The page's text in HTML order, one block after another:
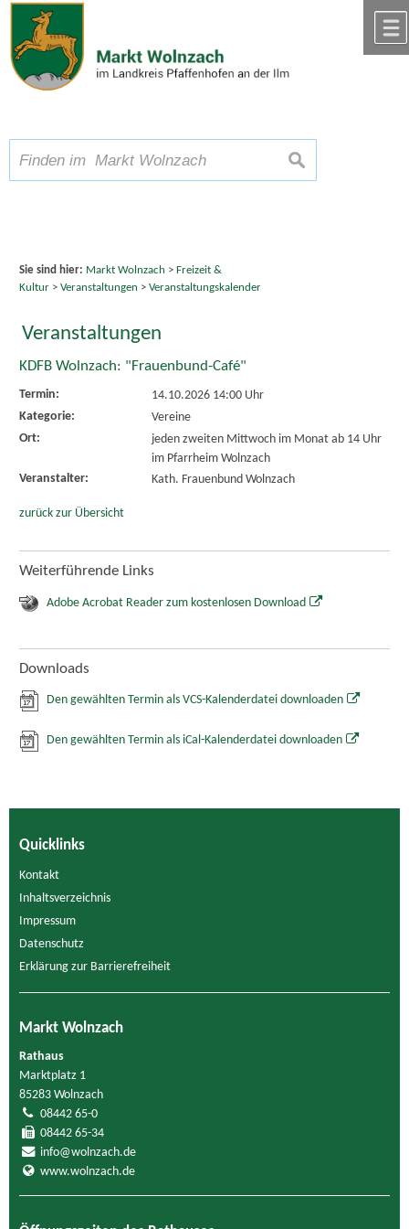
Zum Inhalt,zur Navigation
Schriftgröße A A A suchen
Sie sind hier: Markt Wolnzach > Freizeit &
Kultur> Veranstaltungen > Veranstaltungskalender
Veranstaltungen
KDFB Wolnzach: "Frauenbund-Café"
Termin:
14.10.2026 14:00 Uhr
Kategorie:
Vereine
Ort:
jeden zweiten Mittwoch im Monat ab 14 Uhr
im Pfarrheim Wolnzach
Veranstalter:
Kath. Frauenbund Wolnzach
zurück zur Übersicht
Weiterführende Links
Adobe Acrobat Reader zum kostenlosen Download
Downloads
Den gewählten Termin als VCS-Kalenderdatei downloaden
Den gewählten Termin als iCal-Kalenderdatei downloaden
Quicklinks
Kontakt
Inhaltsverzeichnis
Impressum
Datenschutz
Erklärung zur Barrierefreiheit
Markt Wolnzach
Rathaus
Marktplatz 1
85283 Wolnzach
08442 65-0
08442 65-34
info@wolnzach.de
www.wolnzach.de